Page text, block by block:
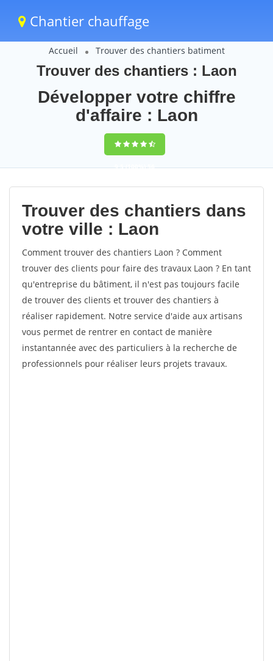
Chantier chauffage
Accueil Trouver des chantiers batiment
Trouver des chantiers : Laon
Développer votre chiffre
d'affaire : Laon
9,5(100%)56
votes
Trouver des chantiers dans
votre ville : Laon
Comment trouver des chantiers Laon ? Comment
trouver des clients pour faire des travaux Laon ? En tant
qu'entreprise du bâtiment, il n'est pas toujours facile
de trouver des clients et trouver des chantiers à
réaliser rapidement. Notre service d'aide aux artisans
vous permet de rentrer en contact de manière
instantannée avec des particuliers à la recherche de
professionnels pour réaliser leurs projets travaux.